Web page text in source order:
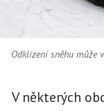
Odklízení sněhu může
V některých